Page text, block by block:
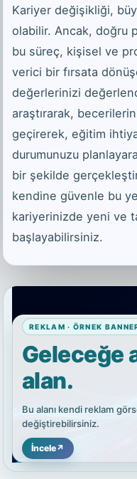
Kariyer değişikliği,
olabilir. Ancak, doğru
bu süreç, kişisel ve
verici bir fırsata
değerlerinizi
araştırarak,
geçirerek, eğitim
durumunuzu
bir şekilde
kendine güvenle bu
kariyerinizde yeni ve
başlayabilirsiniz.
REKLAM · ÖRNEK
Geleceğe
alan.
Bu alanı kendi reklam
değiştirebilirsiniz.
İncele↗